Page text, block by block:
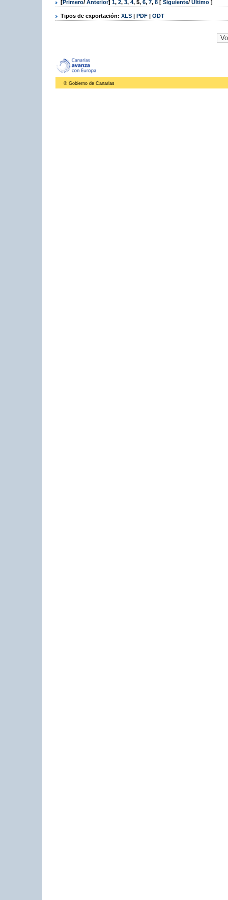
[Primero/ Anterior] 1, 2, 3, 4, 5, 6, 7, 8 [ Siguiente/ Último ]
Tipos de exportación: XLS | PDF | ODT
© Gobierno de Canarias